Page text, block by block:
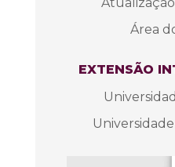
Área
EXTENSÃO